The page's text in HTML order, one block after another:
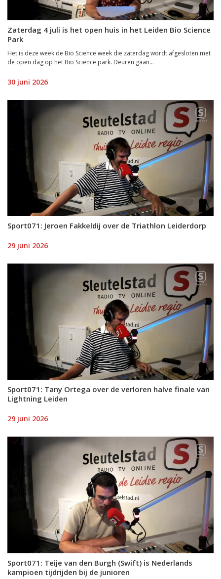
Zaterdag 4 juli is het open huis in het Leiden Bio Science
Park
Het is deze week de Bio Science week die zaterdag wordt afgesloten met
de open dag op het Bio Science park. Deuren gaan...
30 juni 2026
Sport071: Jeroen Fakkeldij over de Triathlon Leiderdorp
29 juni 2026
Sport071: Tany Ortega over de verloren halve finale van
Lightning Leiden
29 juni 2026
Sport071: Teije van den Burgh (Swift) is Nederlands
kampioen tijdrijden bij de junioren